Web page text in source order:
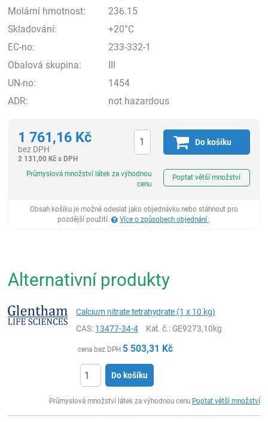
Molární hmotnost:
236.15
Skladování:
+20°C
EC-no:
233-332-1
Obalová skupina:
III
UN-no:
1454
ADR:
not hazardous
1 761,16 Kč
bez DPH
2 131,00Kč s DPH
Do košíku
Průmyslová množství látek za výhodnou
cenu
Poptat větší množství
Obsah košíku je možné odeslat jako objednávku nebo stáhnout pro
pozdější použití.
Více o způsobech objednání .
Alternativní produkty
Calcium nitrate tetrahydrate (1 x 10 kg)
CAS: 13477-34-4 Kat. č.: GE9273,10kg
cena bez DPH 5 503,31 Kč
Do košíku
Průmyslová množství látek za výhodnou cenu Poptat větší množství